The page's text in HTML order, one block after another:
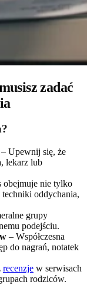
zadać
– Upewnij się, że
lekarz lub
obejmuje nie tylko
oddychania,
grupy
podejściu.
– Współczesna
do nagrań, notatek
recenzje w serwisach
rodziców.